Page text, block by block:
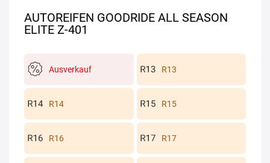
AUTOREIFEN GOODRIDE ALL SEASON
ELITE Z-401
Ausverkauf R13
R14 R15
R16 R17